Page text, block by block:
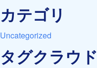
カテゴリ
Uncategorized
タグクラウド